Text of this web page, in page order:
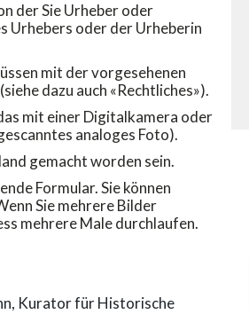
der Sie Urheber oder
Urhebers oder der Urheberin
mit der vorgesehenen
dazu auch «Rechtliches»).
mit einer Digitalkamera oder
analoges Foto).
gemacht worden sein.
Formular. Sie können
Sie mehrere Bilder
mehrere Male durchlaufen.
Kurator für Historische